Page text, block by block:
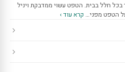
חלל בבית. הטפט עשוי ממדבקת ויניל
הטפט מפני… קרא עוד ›